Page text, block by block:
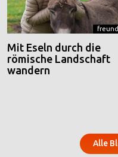
Mit Eseln durch die
römische Landschaft
wandern
Alle